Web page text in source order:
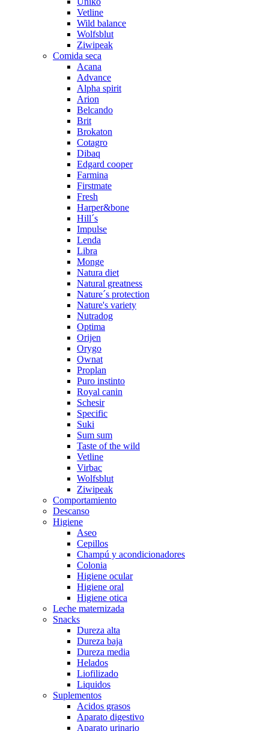
Vetline
Wild balance
Wolfsblut
Ziwipeak
Comida seca
Acana
Advance
Alpha spirit
Arion
Belcando
Brit
Brokaton
Cotagro
Dibaq
Edgard cooper
Farmina
Firstmate
Fresh
Harper&bone
Hill´s
Impulse
Lenda
Libra
Monge
Natura diet
Natural greatness
Nature´s protection
Nature's variety
Nutradog
Optima
Orijen
Orygo
Ownat
Proplan
Puro instinto
Royal canin
Schesir
Specific
Suki
Sum sum
Taste of the wild
Vetline
Virbac
Wolfsblut
Ziwipeak
Comportamiento
Descanso
Higiene
Aseo
Cepillos
Champú y acondicionadores
Colonia
Higiene ocular
Higiene oral
Higiene otica
Leche maternizada
Snacks
Dureza alta
Dureza baja
Dureza media
Helados
Liofilizado
Liquidos
Suplementos
Acidos grasos
Aparato digestivo
Aparato urinario